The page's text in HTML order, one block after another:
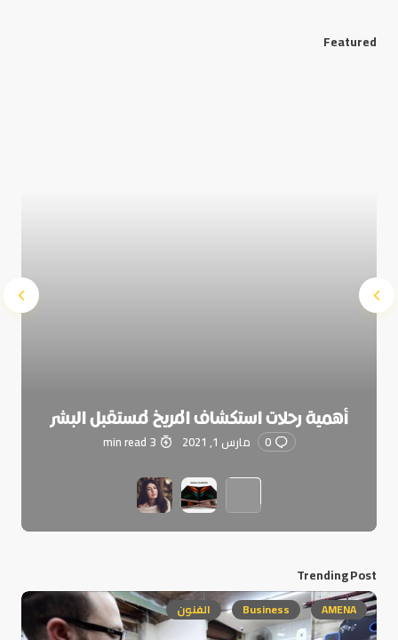
Featured
أهمية رحلات استكشاف المريخ لمستقبل البشر
0 مارس 1, 2021 3 min read
Trending Post
AMENA
Business الفنون